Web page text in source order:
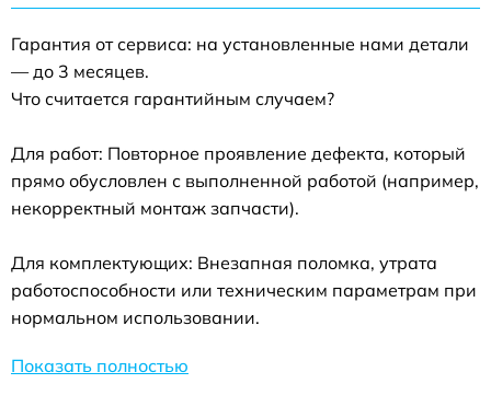
Гарантия от сервиса: на установленные нами детали
— до 3 месяцев.
Что считается гарантийным случаем?
Для работ: Повторное проявление дефекта, который
прямо обусловлен с выполненной работой (например,
некорректный монтаж запчасти).
Для комплектующих: Внезапная поломка, утрата
работоспособности или техническим параметрам при
нормальном использовании.
Показать полностью